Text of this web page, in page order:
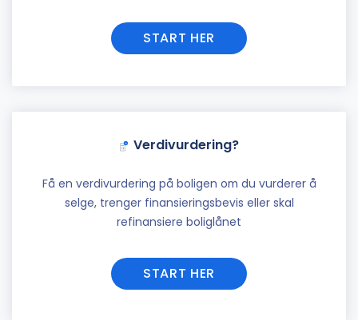
START HER
Verdivurdering?
Få en verdivurdering på boligen om du vurderer å
selge, trenger finansieringsbevis eller skal
refinansiere boliglånet
START HER